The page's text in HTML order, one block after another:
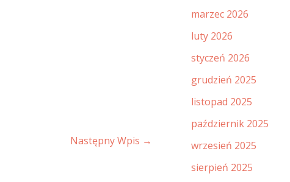
Następny Wpis →
marzec 2026
luty 2026
styczeń 2026
grudzień 2025
listopad 2025
październik 2025
wrzesień 2025
sierpień 2025